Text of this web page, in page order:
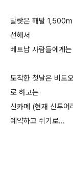
달랏은 해발
선해서
베트남 사람들에게
도착한 첫날은 비도
로 하고는
신카폐 (현재 신투어
예약하고 쉬기로...